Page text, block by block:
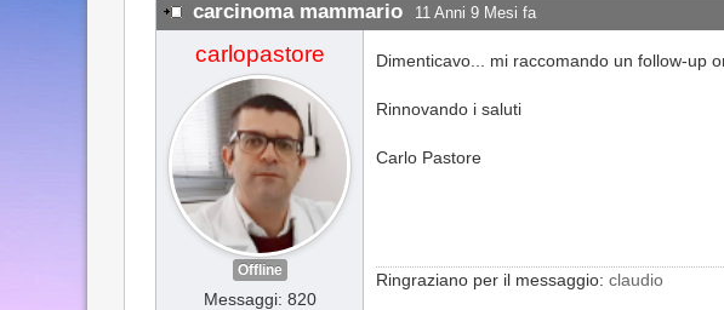
carcinoma mammario 11 Anni 9 Mesi fa
carlopastore
Offline
Messaggi: 820
Dimenticavo... mi raccomando un follow-up
Rinnovando i saluti
Carlo Pastore
Ringraziano per il messaggio: claudio